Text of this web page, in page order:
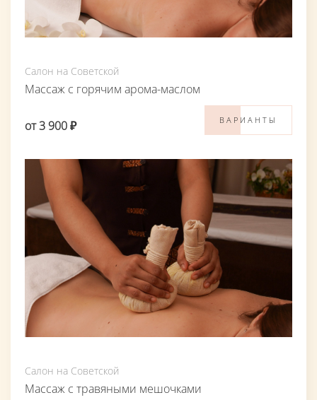
Салон на Советской
Массаж с горячим арома-маслом
от 3 900 ₽ ВАРИАНТЫ
Салон на Советской
Массаж с травяными мешочками